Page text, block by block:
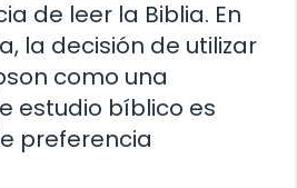
de leer la Biblia. En
la decisión de utilizar
como una
estudio bíblico es
preferencia